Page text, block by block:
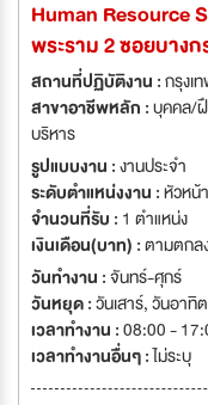
company had make-to-
holding a syringe. With
determination after many
Laboratories (1969)
are on Sukhumvit 62
having over 450 quality
Human Resource
พระราม 2 ซอยบางก
สถานที่ปฏิบัติงาน :กรุงเ
สาขาอาชีพหลัก :บุคคล/
บริหาร
รูปแบบงาน :งานประจำ
ระดับตำแหน่งงาน :หัวหน้
จำนวนที่รับ : 1 ตำแหน่ง
เงินเดือน(บาท) :ตามตกล
วันทำงาน :จันทร์-ศุกร์
วันหยุด :วันเสาร์,วันอาทิ
เวลาทำงาน :08:00 -
เวลาทำงานอื่นๆ :ไม่ระบุ